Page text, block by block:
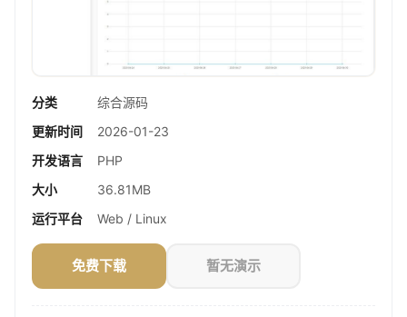
分类
综合源码
更新时间
2026-01-23
开发语言
PHP
大小
36.81MB
运行平台
Web / Linux
免费下载 暂无演示